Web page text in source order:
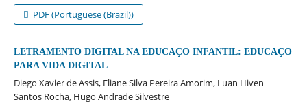
PDF (Portuguese (Brazil))
LETRAMENTO DIGITAL NA EDUCAÇO INFANTIL: EDUCAÇO
PARA VIDA DIGITAL
Diego Xavier de Assis, Eliane Silva Pereira Amorim, Luan Hiven
Santos Rocha, Hugo Andrade Silvestre